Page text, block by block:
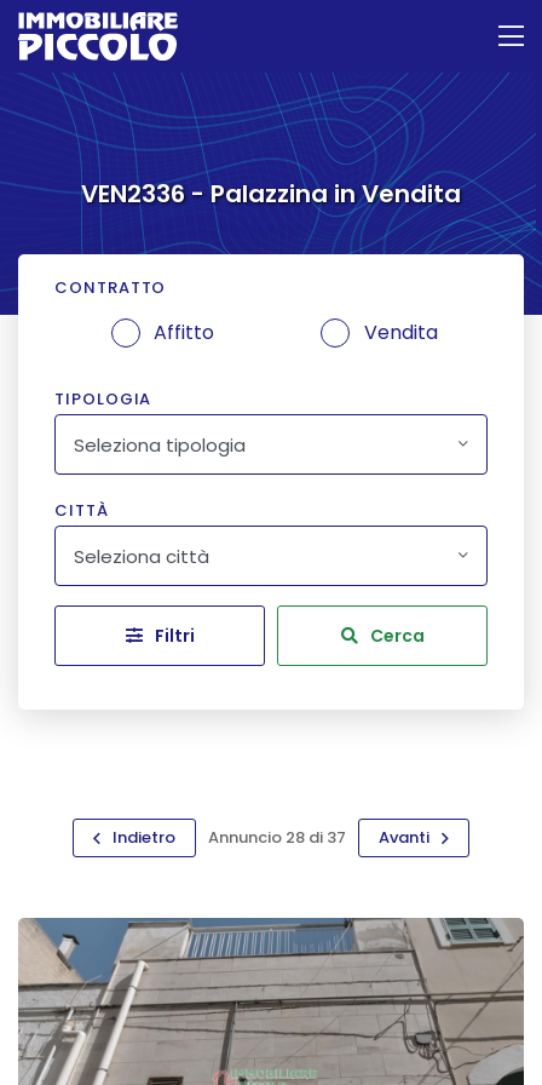
VEN2336 - Palazzina in Vendita
CONTRATTO
Affitto Vendita
TIPOLOGIA
Seleziona tipologia
CITTÀ
Seleziona città
Filtri Cerca
Indietro Annuncio 28 di 37 Avanti